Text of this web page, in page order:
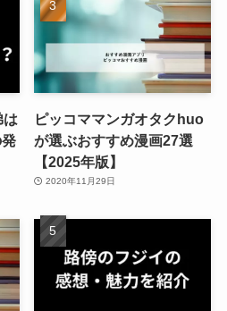
は
ピッコママンガオタクhuo
が選ぶおすすめ漫画27選
【2025年版】
2020年11月29日